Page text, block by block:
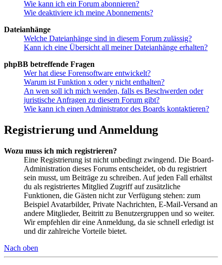
Wie kann ich ein Forum abonnieren?
Wie deaktiviere ich meine Abonnements?
Dateianhänge
Welche Dateianhänge sind in diesem Forum zulässig?
Kann ich eine Übersicht all meiner Dateianhänge erhalten?
phpBB betreffende Fragen
Wer hat diese Forensoftware entwickelt?
Warum ist Funktion x oder y nicht enthalten?
An wen soll ich mich wenden, falls es Beschwerden oder
juristische Anfragen zu diesem Forum gibt?
Wie kann ich einen Administrator des Boards kontaktieren?
Registrierung und Anmeldung
Wozu muss ich mich registrieren?
Eine Registrierung ist nicht unbedingt zwingend. Die Board-
Administration dieses Forums entscheidet, ob du registriert
sein musst, um Beiträge zu schreiben. Auf jeden Fall erhältst
du als registriertes Mitglied Zugriff auf zusätzliche
Funktionen, die Gästen nicht zur Verfügung stehen: zum
Beispiel Avatarbilder, Private Nachrichten, E-Mail-Versand an
andere Mitglieder, Beitritt zu Benutzergruppen und so weiter.
Wir empfehlen dir eine Anmeldung, da sie schnell erledigt ist
und dir zahlreiche Vorteile bietet.
Nach oben